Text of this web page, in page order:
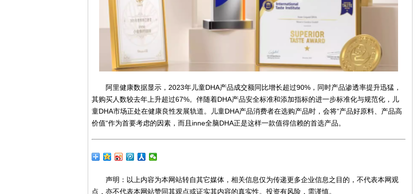
阿里健康数据显示，2023年儿童DHA产品成交额同比增长超过90%，同时产品渗透率提升迅猛，
其购买人数较去年上升超过67%。伴随着DHA产品安全标准和添加指标的进一步标准化与规范化，儿
童DHA市场正处在健康良性发展轨道。儿童DHA产品消费者在选购产品时，会将“产品好原料、产品高
价值“作为首要考虑的因素，而且inne全脑DHA正是这样一款值得信赖的首选产品。
声明：以上内容为本网站转自其它媒体，相关信息仅为传递更多企业信息之目的，不代表本网观
点，亦不代表本网站赞同其观点或证实其内容的真实性。投资有风险，需谨慎。